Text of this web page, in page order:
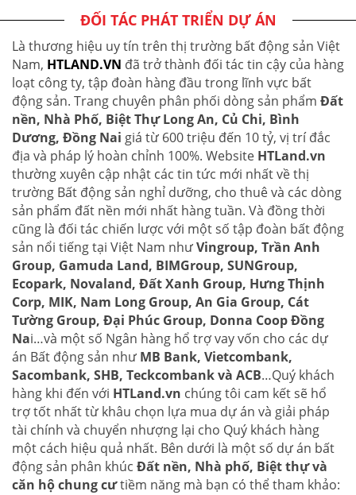
ĐỐI TÁC PHÁT TRIỂN DỰ ÁN
Là thương hiệu uy tín trên thị trường bất động sản Việt
Nam, HTLAND.VN đã trở thành đối tác tin cậy của hàng
loạt công ty, tập đoàn hàng đầu trong lĩnh vực bất
động sản. Trang chuyên phân phối dòng sản phẩm Đất
nền, Nhà Phố, Biệt Thự Long An, Củ Chi, Bình
Dương, Đồng Nai giá từ 600 triệu đến 10 tỷ, vị trí đắc
địa và pháp lý hoàn chỉnh 100%. Website HTLand.vn
thường xuyên cập nhật các tin tức mới nhất về thị
trường Bất động sản nghỉ dưỡng, cho thuê và các dòng
sản phẩm đất nền mới nhất hàng tuần. Và đồng thời
cũng là đối tác chiến lược với một số tập đoàn bất động
sản nổi tiếng tại Việt Nam nhưVingroup, Trần Anh
Group, Gamuda Land, BIMGroup, SUNGroup,
Ecopark, Novaland, Đất Xanh Group, Hưng Thịnh
Corp, MIK, Nam Long Group, An Gia Group, Cát
Tường Group, Đại Phúc Group, Donna Coop Đồng
Nai…và một số Ngân hàng hổ trợ vay vốn cho các dự
án Bất động sản như MB Bank, Vietcombank,
Sacombank, SHB, Teckcombank và ACB…Quý khách
hàng khi đến với HTLand.vn chúng tôi cam kết sẽ hổ
trợ tốt nhất từ khâu chọn lựa mua dự án và giải pháp
tài chính và chuyển nhượng lại cho Quý khách hàng
một cách hiệu quả nhất. Bên dưới là một số dự án bất
động sản phân khúc Đất nền, Nhà phố, Biệt thự và
căn hộ chung cưtiềm năng mà bạn có thể tham khảo: